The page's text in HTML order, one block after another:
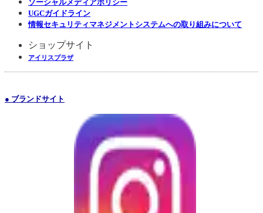
ソーシャルメディアポリシー
UGCガイドライン
情報セキュリティマネジメントシステムへの取り組みについて
ショップサイト
アイリスプラザ
● ブランドサイト